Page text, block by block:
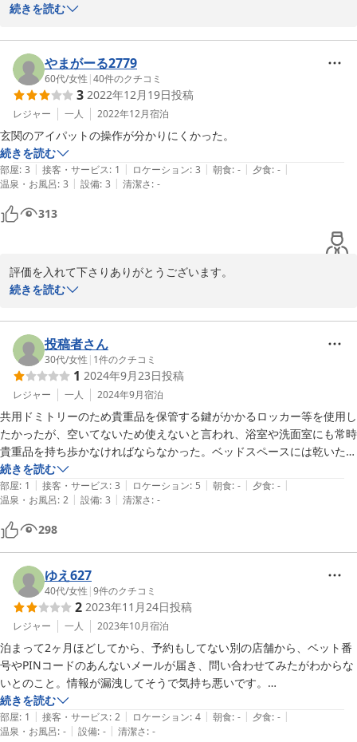
今後も贔屓にして頂ければと存じます。
スタッフ一同、心よりお待ちしております。
2024-05-08
続きを読む
やまがーる2779
60代/女性 |40件のクチコミ
3 2022年12月19日投稿
レジャー 一人 2022年12月宿泊
玄関のアイパットの操作が分かりにくかった。
続きを読む
部屋: 3 | 接客・サービス: 1 | ロケーション: 3 | 朝食: - | 夕食: - |
温泉・お風呂: 3 | 設備: 3 | 清潔さ: -
313
評価を入れて下さりありがとうございます。
この度は至らない点があり、大変申し訳ございませんでした。
私共も日々精進して参ります。
2024-05-08
続きを読む
投稿者さん
30代/女性 | 1件のクチコミ
1 2024年9月23日投稿
レジャー 一人 2024年9月宿泊
共用ドミトリーのため貴重品を保管する鍵がかかるロッカー等を使用し
たかったが、空いてないため使えないと言われ、浴室や洗面室にも常時
貴重品を持ち歩かなければならなかった。ベッドスペースには乾いたコ
ンタクトレンズがあり、清掃不足を感じた。シャワールームもところど
ころに黒カビがあり清潔感は感じなかった。
続きを読む
部屋: 1 | 接客・サービス: 3 | ロケーション: 5 | 朝食: - | 夕食: - |
温泉・お風呂: 2 | 設備: 3 | 清潔さ: -
298
ゆえ627
40代/女性 |9件のクチコミ
2 2023年11月24日投稿
レジャー 一人 2023年10月宿泊
泊まって2ヶ月ほどしてから、予約もしてない別の店舗から、ベット番
号やPINコードのあんないメールが届き、問い合わせてみたがわからな
いとのこと。情報が漏洩してそうで気持ち悪いです。
ドミトリーなのに普通の安いビジネスホテルぐらいの値段でした。布団
に虫が出ました。寝る前から短い髪の毛も多数落ちていました。受付
（基本人は対応しないけど困った時に尋ねる人）はあまり感じ良くあり
続きを読む
部屋: 1 | 接客・サービス: 2 | ロケーション: 4 | 朝食: - | 夕食: - |
温泉・お風呂: - | 設備: - | 清潔さ: -